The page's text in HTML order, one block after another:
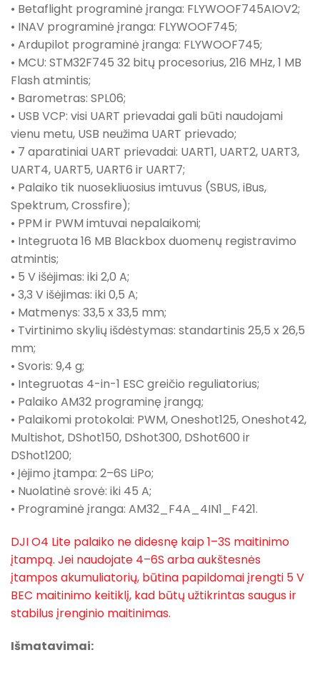
• Betaflight programinė įranga: FLYWOOF745AIOV2;
• INAV programinė įranga: FLYWOOF745;
• Ardupilot programinė įranga: FLYWOOF745;
• MCU: STM32F745 32 bitų procesorius, 216 MHz, 1 MB
Flash atmintis;
• Barometras: SPL06;
• USB VCP: visi UART prievadai gali būti naudojami
vienu metu, USB neužima UART prievado;
• 7 aparatiniai UART prievadai: UART1, UART2, UART3,
UART4, UART5, UART6 ir UART7;
• Palaiko tik nuosekliuosius imtuvus (SBUS, iBus,
Spektrum, Crossfire);
• PPM ir PWM imtuvai nepalaikomi;
• Integruota 16 MB Blackbox duomenų registravimo
atmintis;
• 5 V išėjimas: iki 2,0 A;
• 3,3 V išėjimas: iki 0,5 A;
• Matmenys: 33,5 x 33,5 mm;
• Tvirtinimo skylių išdėstymas: standartinis 25,5 x 26,5
mm;
• Svoris: 9,4 g;
• Integruotas 4-in-1 ESC greičio reguliatorius;
• Palaiko AM32 programinę įrangą;
• Palaikomi protokolai: PWM, Oneshot125, Oneshot42,
Multishot, DShot150, DShot300, DShot600 ir
DShot1200;
• Įėjimo įtampa: 2–6S LiPo;
• Nuolatinė srovė: iki 45 A;
• Programinė įranga: AM32_F4A_4IN1_F421.
DJI O4 Lite palaiko ne didesnę kaip 1–3S maitinimo
įtampą. Jei naudojate 4–6S arba aukštesnės
įtampos akumuliatorių, būtina papildomai įrengti 5 V
BEC maitinimo keitiklį, kad būtų užtikrintas saugus ir
stabilus įrenginio maitinimas.
Išmatavimai: